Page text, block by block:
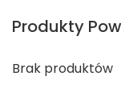
Produkty
Brak produktów